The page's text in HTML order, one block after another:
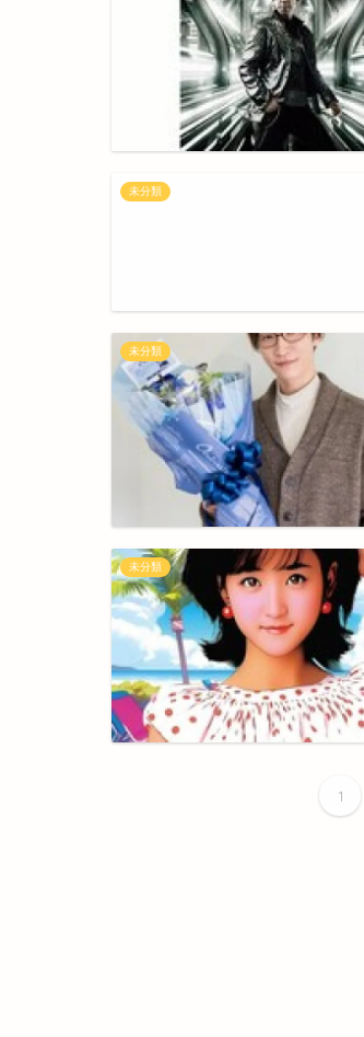
未分類
未分類
未分類
1